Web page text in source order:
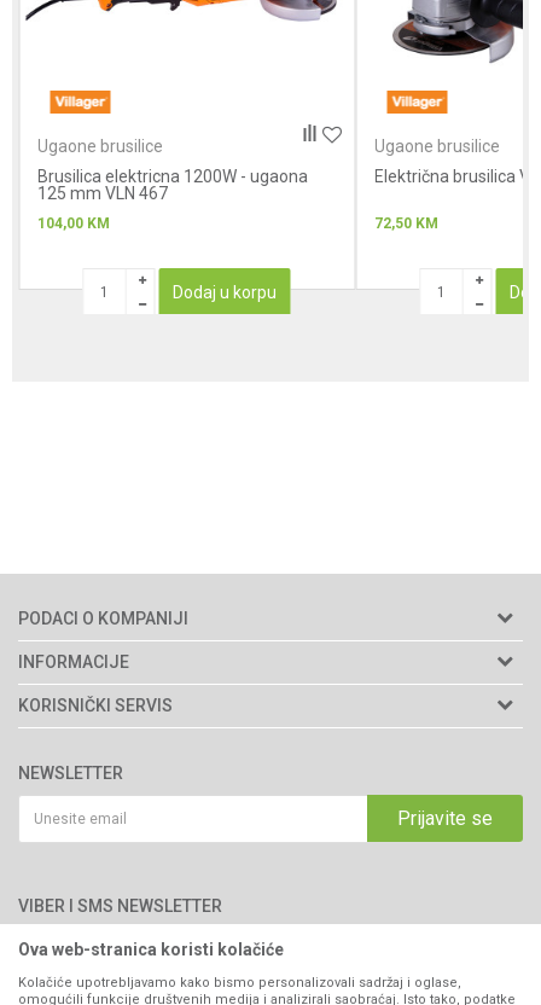
Anti-spam zaštita - izračunajte koliko je 6 - 1 :
Ugaone brusilice
Brusilica elektricna 1200W - ugaona
125 mm VLN 467
104,00 KM
Dodaj u korpu
Ugaone brusilice
Električna brusilica
72,50 KM
PODACI O KOMPANIJI
Agromarket d.o.o.
Matični broj: 11003826
76300 Bijeljina
066/44-99-00
INFORMACIJE
O nama
Brendovi
Katalozi
Saradnja
Kontakt
KORISNIČKI SERVIS
Politika privatnosti
Kako kupiti
Isporuka
Pravo na odustajanje
Reklamacije
Povraćaj sredstava
NEWSLETTER
Prijavite se
VIBER I SMS NEWSLETTER
Ova web-stranica koristi kolačiće
Kolačiće upotrebljavamo kako bismo personalizovali sadržaj i oglase,
omogućili funkcije društvenih medija i analizirali saobraćaj. Isto tako, podatke